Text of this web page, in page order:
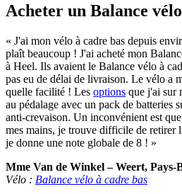
Acheter un Balance
« J'ai mon vélo à cadre bas depuis
plaît beaucoup ! J'ai acheté mon
à Heel. Ils avaient le Balance vélo à
pas eu de délai de livraison. Le vélo a
quelle facilité ! Les options que j'ai sur
au pédalage avec un pack de batteries
anti-crevaison. Un inconvénient est
mes mains, je trouve difficile de retirer
je donne une note globale de 8 ! »
Mme Van de Winkel – Weert, Pays-
Vélo : Balance vélo à cadre bas